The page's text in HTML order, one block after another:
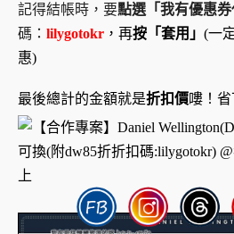
記得結帳時，要點選「我有優惠券
碼： lilygotokr ，再按「套用」 (一
惠)
最後總計的金額就是折扣價嘍！